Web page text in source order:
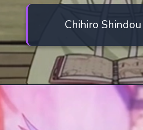
Chihiro